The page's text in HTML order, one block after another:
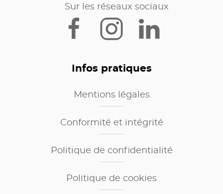
Sur les réseaux sociaux
Infos pratiques
Mentions légales
Conformité et intégrité
Politique de confidentialité
Politique de cookies